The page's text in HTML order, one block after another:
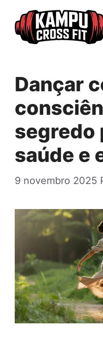
para
Dançar
segredo
saúde e
9 novembro 2025